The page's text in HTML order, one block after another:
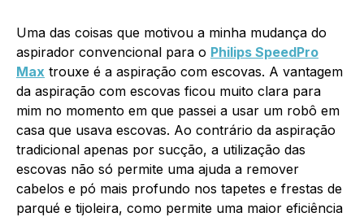
Uma das coisas que motivou a minha mudança do
aspirador convencional para o Philips SpeedPro
Max trouxe é a aspiração com escovas. A vantagem
da aspiração com escovas ficou muito clara para
mim no momento em que passei a usar um robô em
casa que usava escovas. Ao contrário da aspiração
tradicional apenas por sucção, a utilização das
escovas não só permite uma ajuda a remover
cabelos e pó mais profundo nos tapetes e frestas de
parqué e tijoleira, como permite uma maior eficiência